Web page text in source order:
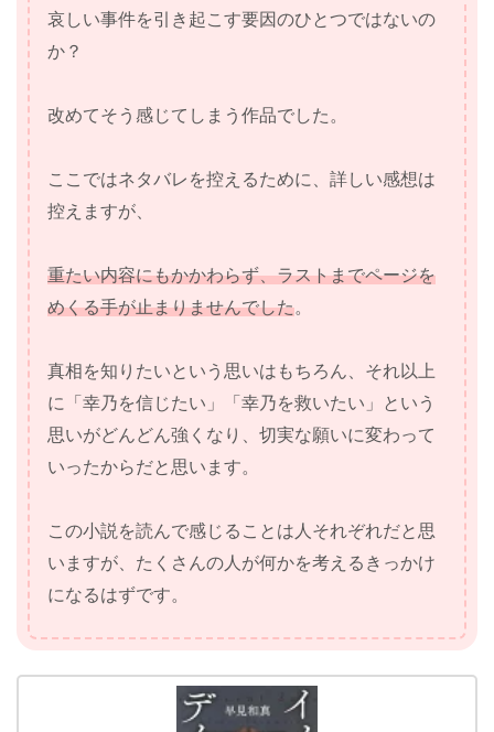
哀しい事件を引き起こす要因のひとつではないの
か？
改めてそう感じてしまう作品でした。
ここではネタバレを控えるために、詳しい感想は
控えますが、
重たい内容にもかかわらず、ラストまでページを
めくる手が止まりませんでした。
真相を知りたいという思いはもちろん、それ以上
に「幸乃を信じたい」「幸乃を救いたい」という
思いがどんどん強くなり、切実な願いに変わって
いったからだと思います。
この小説を読んで感じることは人それぞれだと思
いますが、たくさんの人が何かを考えるきっかけ
になるはずです。